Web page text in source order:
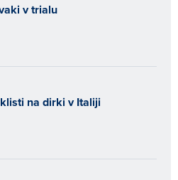
v trialu
na dirki v Italiji